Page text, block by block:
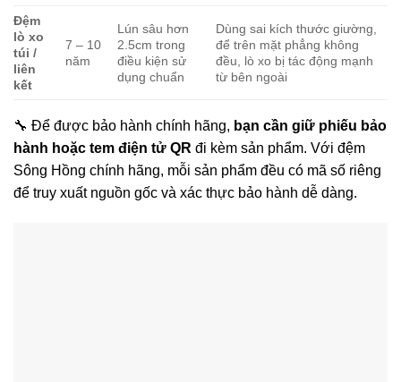
Đệm
lò xo
túi /
liên
kết
7 – 10
năm
Lún sâu hơn
2.5cm trong
điều kiện sử
dụng chuẩn
Dùng sai kích thước giường,
để trên mặt phẳng không
đều, lò xo bị tác động mạnh
từ bên ngoài
🔧 Để được bảo hành chính hãng, bạn cần giữ phiếu bảo
hành hoặc tem điện tử QR đi kèm sản phẩm. Với đệm
Sông Hồng chính hãng, mỗi sản phẩm đều có mã số riêng
để truy xuất nguồn gốc và xác thực bảo hành dễ dàng.